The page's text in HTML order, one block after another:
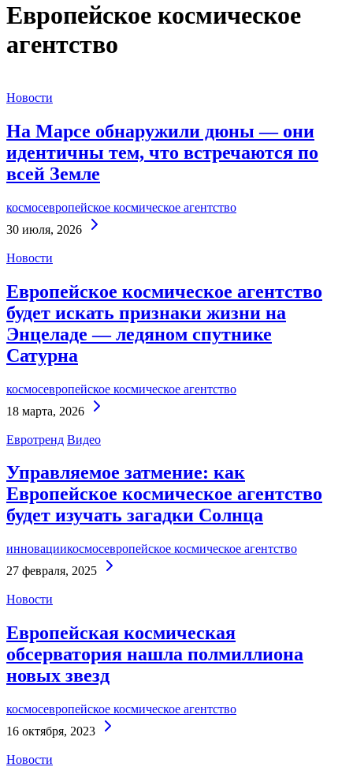
Европейское космическое
агентство
Новости
На Марсе обнаружили дюны — они
идентичны тем, что встречаются по
всей Земле
космосевропейское космическое агентство
30 июля, 2026
Новости
Европейское космическое агентство
будет искать признаки жизни на
Энцеладе — ледяном спутнике
Сатурна
космосевропейское космическое агентство
18 марта, 2026
Евротренд Видео
Управляемое затмение: как
Европейское космическое агентство
будет изучать загадки Солнца
инновациикосмосевропейское космическое агентство
27 февраля, 2025
Новости
Европейская космическая
обсерватория нашла полмиллиона
новых звезд
космосевропейское космическое агентство
16 октября, 2023
Новости